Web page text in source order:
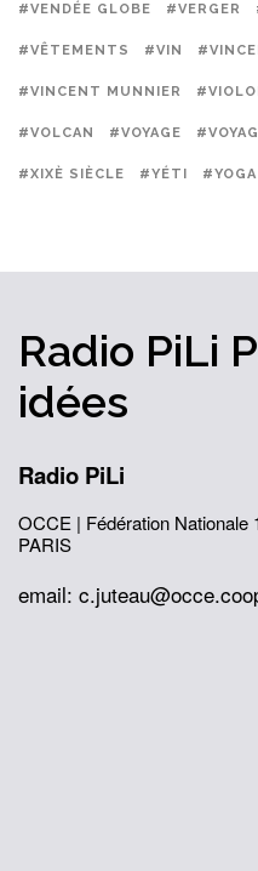
#VENDÉE GLOBE #VERGER
#VÊTEMENTS #VIN
#VINCENT MUNNIER
#VOLCAN #VOYAGE
#XIXÈ SIÈCLE #YÉTI #YOGA
Radio PiLi
idées
Radio PiLi
OCCE | Fédération Nationale
PARIS
email: